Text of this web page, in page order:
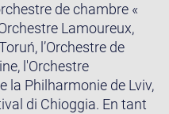
de chambre «
Lamoureux,
l’Orchestre de
l'Orchestre
la Philharmonie de Lviv,
di Chioggia. En tant